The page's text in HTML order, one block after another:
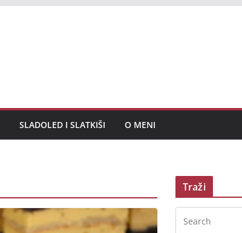
SLADOLED I SLATKIŠI O MENI
Traži